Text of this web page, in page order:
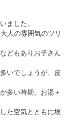
ました。
人の雰囲気のツリ
どもありお子さん
いでしょうが、皮
多い時期、お湯＋
た空気とともに埃